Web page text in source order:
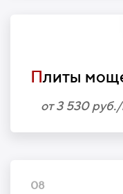
Плиты
от 3 530 руб./
08